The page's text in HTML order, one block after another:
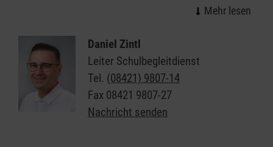
in Schulen, Kindergärten und Kitas in Eichstätt,
möglichst selbstständig meistern können.
Diese Unterstützung geben wir ganz individuell, je
nachdem was die Kinder und Jugendlichen
brauchen, und im Einklang mit den Vorgaben der
Daniel Zintl
Leiter Schulbegleitdienst
Tel. (08421) 9807-14
Fax 08421 9807-27
Nachricht senden